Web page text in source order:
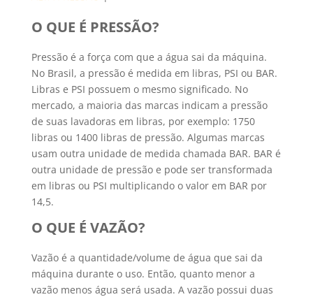
O QUE É PRESSÃO?
Pressão é a força com que a água sai da máquina.
No Brasil, a pressão é medida em libras, PSI ou BAR.
Libras e PSI possuem o mesmo significado. No
mercado, a maioria das marcas indicam a pressão
de suas lavadoras em libras, por exemplo: 1750
libras ou 1400 libras de pressão. Algumas marcas
usam outra unidade de medida chamada BAR. BAR é
outra unidade de pressão e pode ser transformada
em libras ou PSI multiplicando o valor em BAR por
14,5.
O QUE É VAZÃO?
Vazão é a quantidade/volume de água que sai da
máquina durante o uso. Então, quanto menor a
vazão menos água será usada. A vazão possui duas